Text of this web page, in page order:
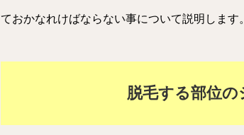
ておかなれけばならない事について説明します。
脱毛する部位